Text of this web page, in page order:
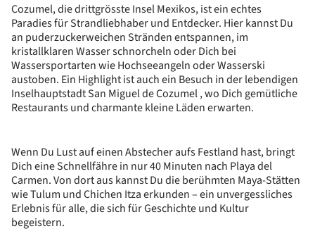
Cozumel, die drittgrösste Insel Mexikos, ist ein echtes
Paradies für Strandliebhaber und Entdecker. Hier kannst Du
an puderzuckerweichen Stränden entspannen, im
kristallklaren Wasser schnorcheln oder Dich bei
Wassersportarten wie Hochseeangeln oder Wasserski
austoben. Ein Highlight ist auch ein Besuch in der lebendigen
Inselhauptstadt San Miguel de Cozumel , wo Dich gemütliche
Restaurants und charmante kleine Läden erwarten.
Wenn Du Lust auf einen Abstecher aufs Festland hast, bringt
Dich eine Schnellfähre in nur 40 Minuten nach Playa del
Carmen. Von dort aus kannst Du die berühmten Maya-Stätten
wie Tulum und Chichen Itza erkunden – ein unvergessliches
Erlebnis für alle, die sich für Geschichte und Kultur
begeistern.